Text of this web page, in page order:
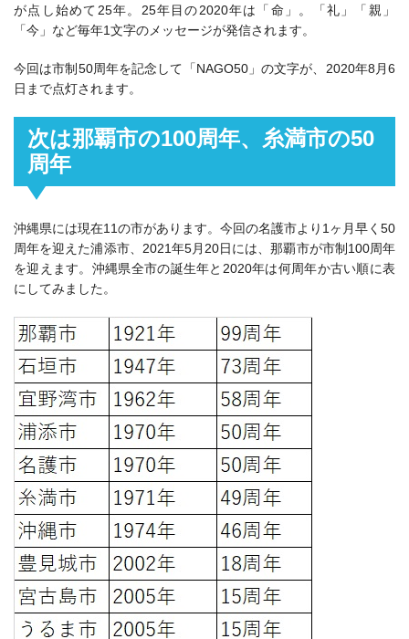
が点し始めて25年。25年目の2020年は「命」。「礼」「親」
「今」など毎年1文字のメッセージが発信されます。
今回は市制50周年を記念して「NAGO50」の文字が、2020年8月6
日まで点灯されます。
次は那覇市の100周年、糸満市の50
周年
沖縄県には現在11の市があります。今回の名護市より1ヶ月早く50
周年を迎えた浦添市、2021年5月20日には、那覇市が市制100周年
を迎えます。沖縄県全市の誕生年と2020年は何周年か古い順に表
にしてみました。